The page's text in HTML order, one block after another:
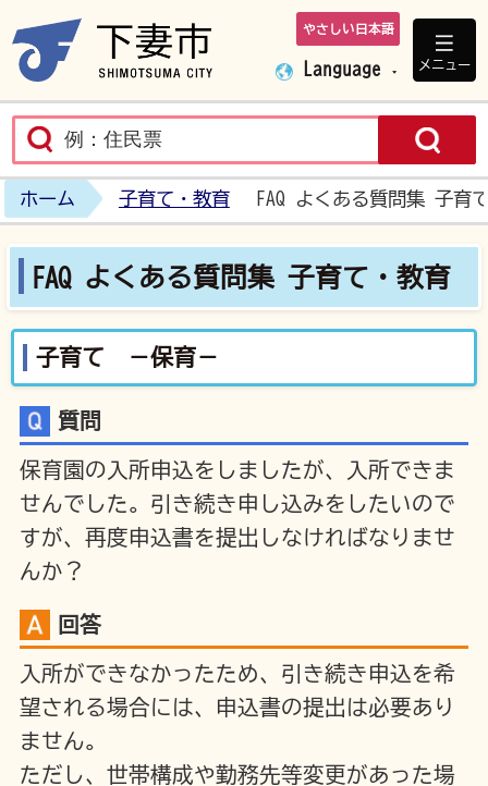
下妻市ホームペ
やさしい日本語
Language メニュー
ホーム 子育て・教育 FAQ よくある質問集 子育
FAQ よくある質問集 子育て・教育
子育て －保育－
質問
保育園の入所申込をしましたが、入所できま
せんでした。引き続き申し込みをしたいので
すが、再度申込書を提出しなければなりませ
んか？
回答
入所ができなかったため、引き続き申込を希
望される場合には、申込書の提出は必要あり
ません。
ただし、世帯構成や勤務先等変更があった場